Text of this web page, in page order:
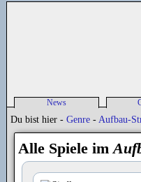
News
Alle News
Du bist hier - Genre - Aufbau-
Alle Spiele im